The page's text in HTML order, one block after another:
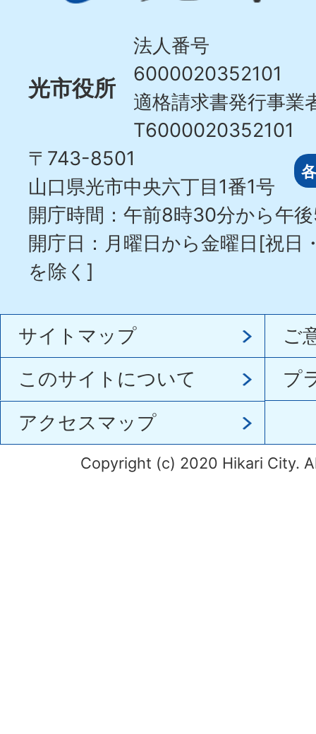
Hikari
光市役所
法人番号
6000020352101
適格請求書発行事業
T6000020352101
〒743-8501
山口県光市中央六丁目1番1号
開庁時間：午前8時30分から午
開庁日：月曜日から金曜日[祝日
を除く]
サイトマップ
ご
このサイトについて
プ
アクセスマップ
Copyright (c) 2020 Hikari City.